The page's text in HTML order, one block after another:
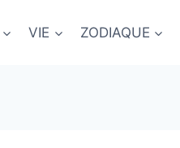
VIE ZODIAQUE